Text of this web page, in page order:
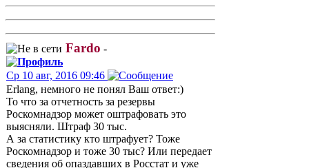
Fardo -
Ср 10 авг, 2016 09:46
Erlang, немного не понял Ваш ответ:)
То что за отчетность за резервы
Роскомнадзор может оштрафовать это
выясняли. Штраф 30 тыс.
А за статистику кто штрафует? Тоже
Роскомнадзор и тоже 30 тыс? Или передает
сведения об опаздавших в Росстат и уже